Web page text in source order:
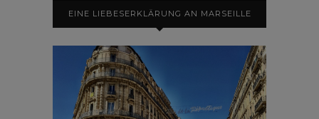
EINE LIEBESERKLÄRUNG AN MARSEILLE